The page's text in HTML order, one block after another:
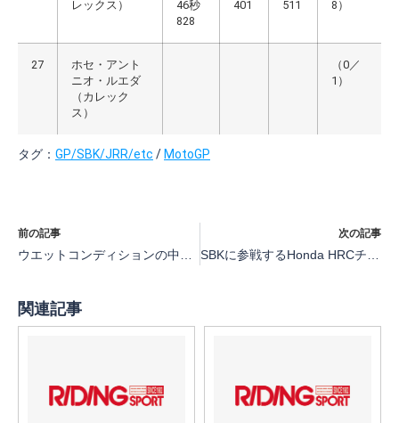
レックス）
46秒
828
401 511 8）
27
ホセ・アント
ニオ・ルエダ
（カレック
ス）
（0／
1）
タグ： GP/SBK/JRR/etc / MotoGP
前の記事
ウエットコンディションの中、山中 琉聖と三谷 然が走行【Moto3ポルティマオオフィシャルテスト】
次の記事
SBKに参戦するHonda HRCチームが2026年参戦体制を発表
関連記事